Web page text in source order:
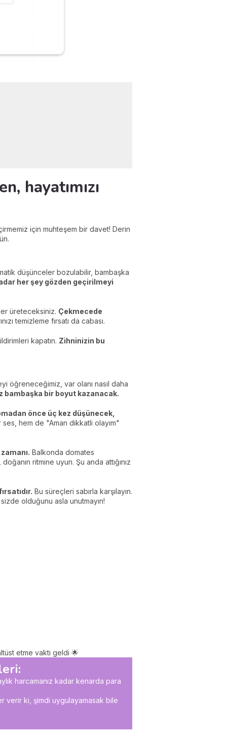
hayatımızı
için muhteşem bir davet! Derin
düşünceler bozulabilir, bambaşka
her şey gözden geçirilmeyi
üreteceksiniz. Çekmecede
temizleme fırsatı da cabası.
kapatın. Zihninizin bu
öğreneceğimiz, var olanı nasıl daha
bambaşka bir boyut kazanacak.
önce üç kez düşünecek,
hem de "Aman dikkatli olayım"
Balkonda domates
ritmine uyun. Şu anda attığınız
Bu süreçleri sabırla karşılayın.
olduğunu asla unutmayın!
etme vakti geldi 🌟
harcamanız kadar kenarda para
verir ki, şimdi uygulayamasak bile